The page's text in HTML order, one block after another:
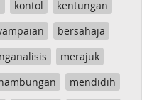
kontol
kentungan
bersahaja
merajuk
mendidih